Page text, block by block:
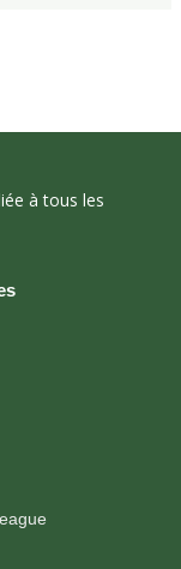
à tous les